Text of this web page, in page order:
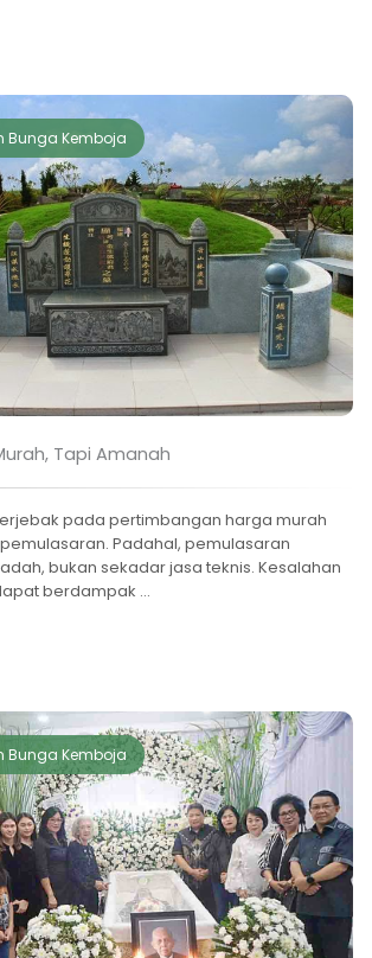
Bunga Kemboja
Tapi Amanah
pada pertimbangan harga murah
Padahal, pemulasaran
bukan sekadar jasa teknis. Kesalahan
berdampak ...
Bunga Kemboja